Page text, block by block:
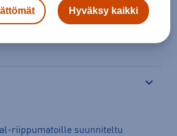
Avaa
riippumatoille suunniteltu
Hyväksy kaikki